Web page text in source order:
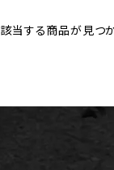
該当する商品が見つか